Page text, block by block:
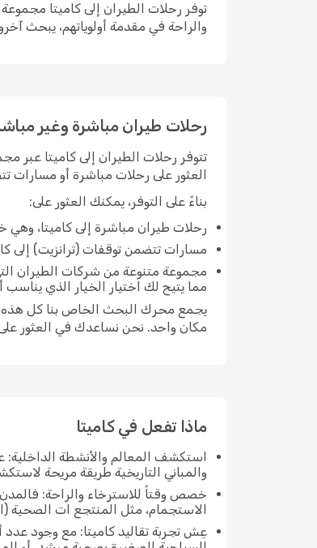
توفر رحلات الطيران إلى كاميتا
والراحة في مقدمة أولوياتهم، يبحث
رحلات طيران مباشرة وغير
تتوفر رحلات الطيران إلى كاميتا عبر
العثور على رحلات مباشرة أو مسارات
بناءً على التوفر، يمكنك العثور على:
رحلات طيران مباشرة إلى كاميتا،
مسارات تتضمن توقفات (ترانزيت) إلى
مجموعة متنوعة من شركات الطيران
مما يتيح لك اختيار الخيار الذي
يجمع محرك البحث الخاص بنا كل هذه
مكان واحد. نحن نساعدك في العثور
ماذا تفعل في كاميتا
استكشف المعالم والأنشطة
والمباني التاريخية طريقة مريحة
خصص وقتاً للاسترخاء والراحة: فالمدن
الاستجمام، مثل المنتجع ات الصحية
عِش تجربة تقاليد كاميتا: مع وجود